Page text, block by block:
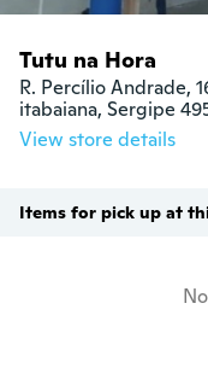
Tutu na Hora
R. Percílio Andrade,
itabaiana, Sergipe
View store details
Items for pick up at